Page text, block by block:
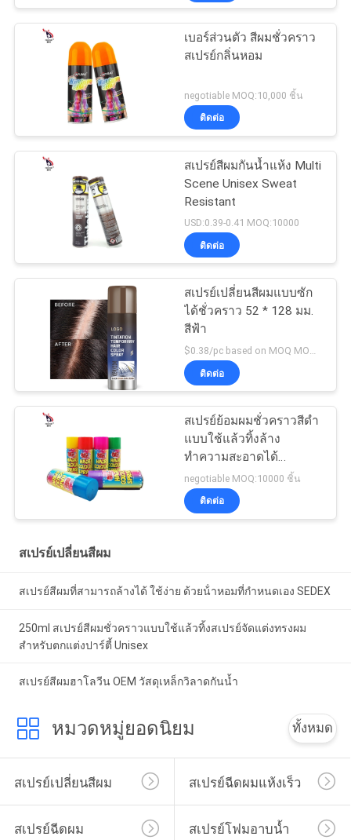
เบอร์ส่วนตัว สีผมชั่วคราว
สเปรย์กลิ่นหอม
negotiable MOQ:10,000 ชิ้น
ติดต่อ
สเปรย์สีผมกันน้ำแห้ง Multi
Scene Unisex Sweat
Resistant
USD:0.39-0.41 MOQ:10000
ติดต่อ
สเปรย์เปลี่ยนสีผมแบบซัก
ได้ชั่วคราว 52 * 128 มม.
สีฟ้า
$0.38/pc based on MOQ MOQ:10000pcs
ติดต่อ
สเปรย์ย้อมผมชั่วคราวสีดำ
แบบใช้แล้วทิ้งล้าง
ทำความสะอาดได้
Smudgeproof
negotiable MOQ:10000 ชิ้น
ติดต่อ
สเปรย์เปลี่ยนสีผม
สเปรย์สีผมที่สามารถล้างได้ ใช้ง่าย ด้วยน้ําหอมที่กําหนดเอง SEDEX
250ml สเปรย์สีผมชั่วคราวแบบใช้แล้วทิ้งสเปรย์จัดแต่งทรงผม
สำหรับตกแต่งปาร์ตี้ Unisex
สเปรย์สีผมฮาโลวีน OEM วัสดุเหล็กวิลาดกันน้ำ
หมวดหมู่ยอดนิยม ทั้งหมด
สเปรย์เปลี่ยนสีผม สเปรย์ฉีดผมแห้งเร็ว
สเปรย์ฉีดผม สเปรย์โฟมอาบน้ำ